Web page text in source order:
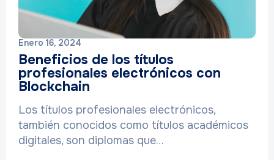
Enero 16, 2024
Beneficios de los títulos
profesionales electrónicos con
Blockchain
Los títulos profesionales electrónicos,
también conocidos como títulos académicos
digitales, son diplomas que…